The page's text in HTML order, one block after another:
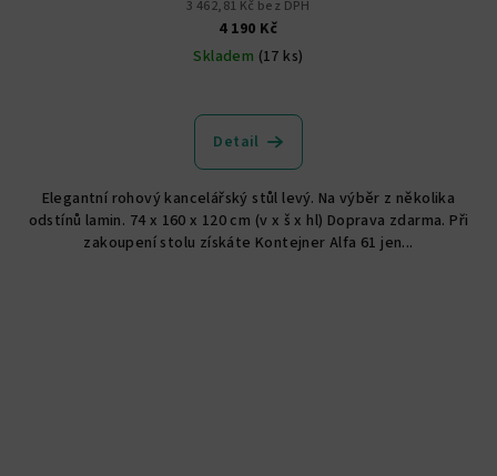
3 462,81 Kč bez DPH
4 190 Kč
Skladem (17 ks)
hodnocení
produktu
z
5
hvězdiček.
Detail
Elegantní rohový kancelářský stůl levý. Na výběr z několika
odstínů lamin. 74 x 160 x 120 cm (v x š x hl) Doprava zdarma. Při
zakoupení stolu získáte Kontejner Alfa 61 jen...